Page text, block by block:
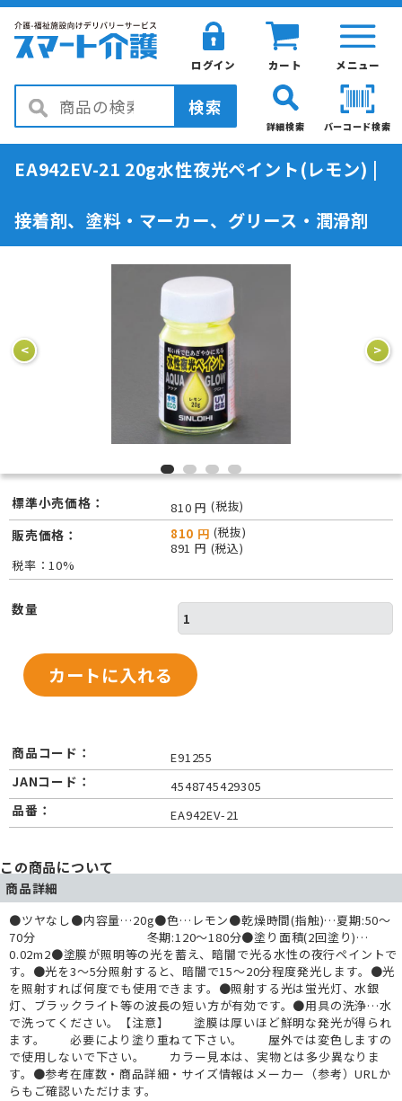
メニュー
カート
ログイン
検索
バーコード検索
詳細検索
EA942EV-21 20g水性夜光ペイント(レモン) |
接着剤、塗料・マーカー、グリース・潤滑剤
< >
標準小売価格： 810 円 (税抜)
販売価格： 810 円 (税抜)
891 円 (税込)
税率：10%
数量
商品コード： E91255
JANコード： 4548745429305
品番： EA942EV-21
この商品について
商品詳細
●ツヤなし●内容量…20g●色…レモン●乾燥時間(指触)…夏期:50～
70分 冬期:120～180分●塗り面積(2回塗り)…
0.02m2●塗膜が照明等の光を蓄え、暗闇で光る水性の夜行ペイントで
す。●光を3～5分照射すると、暗闇で15～20分程度発光します。●光
を照射すれば何度でも使用できます。●照射する光は蛍光灯、水銀
灯、ブラックライト等の波長の短い方が有効です。●用具の洗浄…水
で洗ってください。【注意】 塗膜は厚いほど鮮明な発光が得られ
ます。 必要により塗り重ねて下さい。 屋外では変色しますの
で使用しないで下さい。 カラー見本は、実物とは多少異なりま
す。●参考在庫数・商品詳細・サイズ情報はメーカー（参考）URLか
らもご確認いただけます。